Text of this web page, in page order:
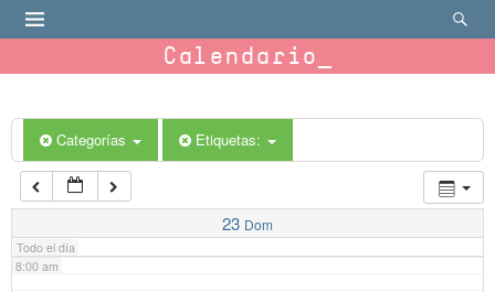
Calendario
Categorías Etiquetas:
23 Dom
Todo el día
6:00 am
7:00 am
8:00 am